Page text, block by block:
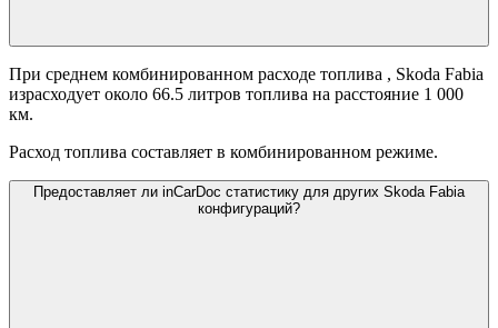
При среднем комбинированном расходе топлива , Skoda Fabia
израсходует около 66.5 литров топлива на расстояние 1 000
км.
Расход топлива составляет в комбинированном режиме.
Предоставляет ли inCarDoc статистику для других Skoda Fabia
конфигураций?